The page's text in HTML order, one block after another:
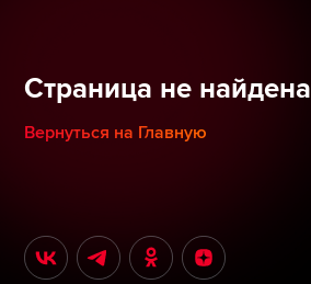
Страница не найдена
Вернуться на Главную